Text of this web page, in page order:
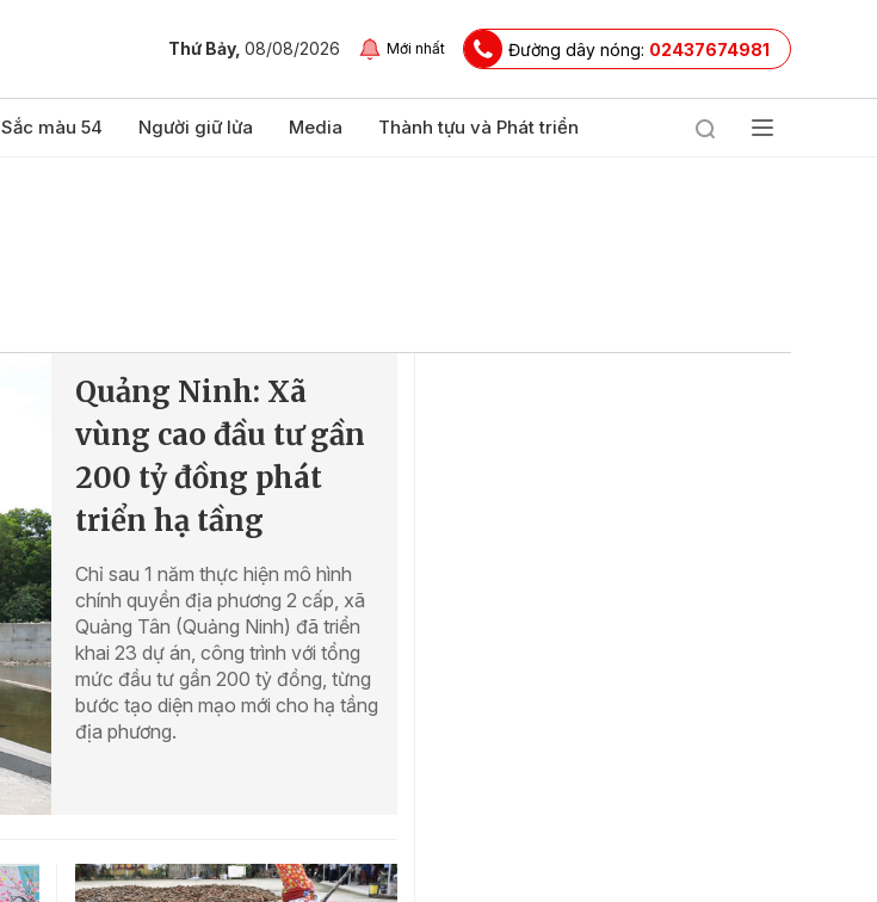
Thứ Bảy, 08/08/2026 Mới nhất Đường dây nóng: 02437674981
Sắc màu 54 Người giữ lửa Media Thành tựu và Phát triển
Quảng Ninh: Xã
vùng cao đầu tư gần
200 tỷ đồng phát
triển hạ tầng
Chỉ sau 1 năm thực hiện mô hình
chính quyền địa phương 2 cấp, xã
Quảng Tân (Quảng Ninh) đã triển
khai 23 dự án, công trình với tổng
mức đầu tư gần 200 tỷ đồng, từng
bước tạo diện mạo mới cho hạ tầng
địa phương.